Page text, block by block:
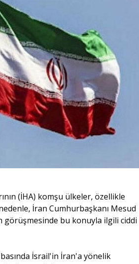
(İHA) komşu ülkeler, özellikle
İran Cumhurbaşkanı Mesud
görüşmesinde bu konuyla ilgili ciddi
İsrail'in İran'a yönelik